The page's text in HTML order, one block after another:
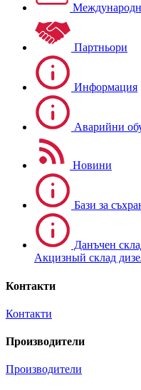
Партньори
Информация
Аварийни
Новини
Бази за
Данъчен
Акцизный склад
Контакти
Контакти
Производители
Производители